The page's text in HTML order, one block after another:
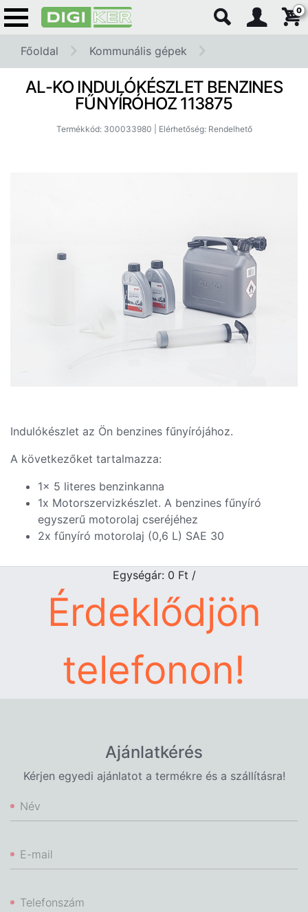
0
Főoldal Kommunális gépek
Traktorok és
AL-KO INDULÓKÉSZLET BENZINES
FŰNYÍRÓHOZ 113875
Termékkód: 300033980 | Elérhetőség: Rendelhető
Indulókészlet az Ön benzines fűnyírójához.
A következőket tartalmazza:
1x 5 literes benzinkanna
1x Motorszervizkészlet. A benzines fűnyíró
egyszerű motorolaj cseréjéhez
2x fűnyíró motorolaj (0,6 L) SAE 30
Egységár: 0 Ft /
Érdeklődjön
telefonon!
Ajánlatkérés
Kérjen egyedi ajánlatot a termékre és a szállításra!
Név
E-mail
Telefonszám